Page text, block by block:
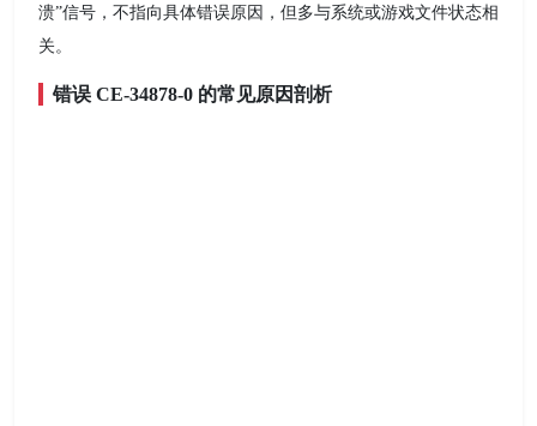
溃”信号，不指向具体错误原因，但多与系统或游戏文件状态相
关。
错误 CE-34878-0 的常见原因剖析